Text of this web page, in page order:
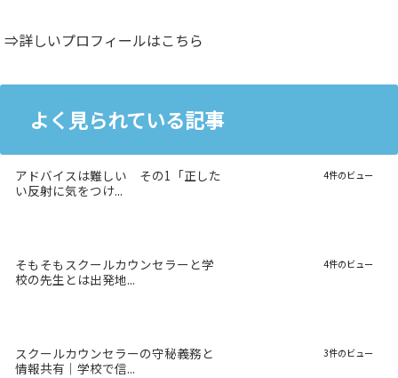
⇒詳しいプロフィールはこちら
よく見られている記事
アドバイスは難しい その1「正した
い反射に気をつけ...
4件のビュー
そもそもスクールカウンセラーと学
校の先生とは出発地...
4件のビュー
スクールカウンセラーの守秘義務と
情報共有｜学校で信...
3件のビュー